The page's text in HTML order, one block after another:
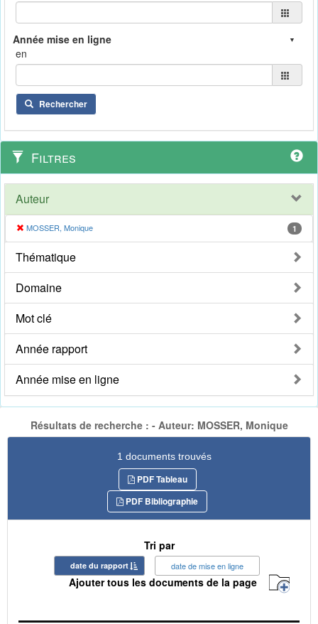
en
Rechercher
Filtres
Auteur
MOSSER, Monique 1
Thématique
Domaine
Mot clé
Année rapport
Année mise en ligne
Résultats de recherche : - Auteur: MOSSER, Monique
1 documents trouvés
PDF Tableau
PDF Bibliographie
Tri par
date du rapport date de mise en ligne
Ajouter tous les documents de la page